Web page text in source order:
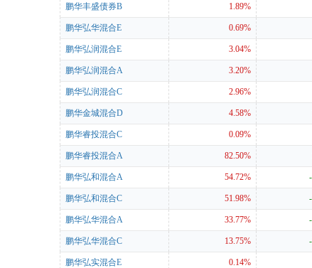
2016年11月25日至2018年1月6日任鹏华兴裕定期开放灵活配置混合型
月9日任鹏华兴泰定期开放灵活配置混合型证券投资基金基金经理。
配置混合型证券投资基金基金经理。2017年9月6日至2018年8月18日
年05月30日起任鹏华睿投灵活配置混合型证券投资基金基金经理。自
债券型证券投资基金基金经理。自2023年9月14日起至2024年11月16
年7月25日起任鹏华金城灵活配置混合型证券投资基金基金经理。
金基金经理。自2024年10月16日起任鹏华丰盛稳固收益债券型证券投
鹏华丰盛债券B 1.89%
鹏华弘华混合E 0.69%
鹏华弘润混合E 3.04%
鹏华弘润混合A 3.20%
鹏华弘润混合C 2.96%
鹏华金城混合D 4.58%
鹏华睿投混合C 0.09%
鹏华睿投混合A 82.50%
鹏华弘和混合A 54.72%
鹏华弘和混合C 51.98%
鹏华弘华混合A 33.77%
鹏华弘华混合C 13.75%
鹏华弘实混合E 0.14%